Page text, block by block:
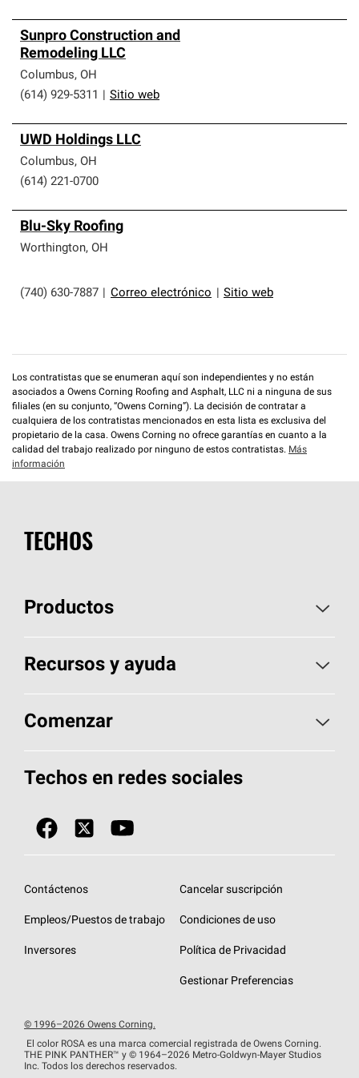
Sunpro Construction and
Remodeling LLC
Columbus, OH
(614) 929-5311
Sitio web
UWD Holdings LLC
Columbus, OH
(614) 221-0700
Blu-Sky Roofing
Worthington, OH
(740) 630-7887 Correo electrónico Sitio web
Los contratistas que se enumeran aquí son independientes y no están
asociados a Owens Corning Roofing and Asphalt, LLC ni a ninguna de sus
filiales (en su conjunto, “Owens Corning”). La decisión de contratar a
cualquiera de los contratistas mencionados en esta lista es exclusiva del
propietario de la casa. Owens Corning no ofrece garantías en cuanto a la
calidad del trabajo realizado por ninguno de estos contratistas. Más
información
TECHOS
Productos
Elija sus tejas
Encuentre un contratista
Componentes para techos
Tecnología SureNail®
Garantías de techos
Recursos y ayuda
Aspectos básicos sobre techos
Herramientas de diseño y color
Únase a la red de contratistas de techos
Diseño en el techo
Eventos para contratistas
Comenzar
Llame al 1-800-GET-PINK®
Encuentre una tienda o encuentre un
Financiamiento de techos
Techos en redes sociales
Contáctenos
Empleos/Puestos de trabajo
Inversores
Cancelar suscripción
Condiciones de uso
Política de Privacidad
Gestionar Preferencias
© 1996–2026 Owens Corning.
El color ROSA es una marca comercial registrada de Owens Corning.
THE PINK PANTHER™ y © 1964–2026 Metro-Goldwyn-Mayer Studios
Inc. Todos los derechos reservados.